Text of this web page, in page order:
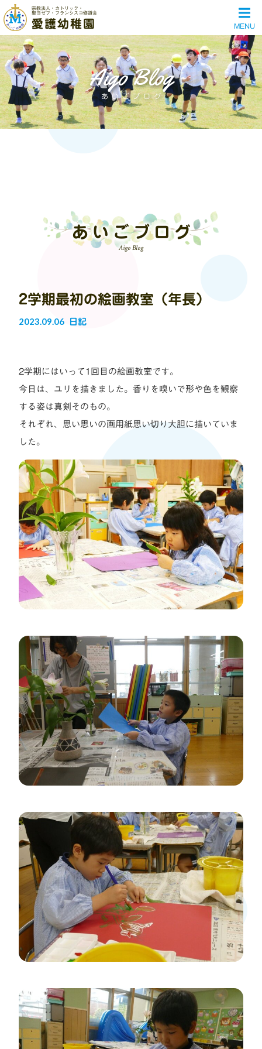
宗教法人・カトリック・
聖ヨゼフ・フランシスコ修道会
愛護幼稚園 MENU
Aigo Blog
あいごブログ
あいごブログ
Aigo Blog
2学期最初の絵画教室（年長）
2023.09.06 日記
2学期にはいって1回目の絵画教室です。
今日は、ユリを描きました。香りを嗅いで形や色を観察
する姿は真剣そのもの。
それぞれ、思い思いの画用紙思い切り大胆に描いていま
した。